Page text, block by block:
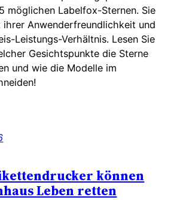
möglichen Labelfox-Sternen. Sie
ihrer Anwenderfreundlichkeit und
Leistungs-Verhältnis. Lesen Sie
Gesichtspunkte die Sterne
und wie die Modelle im
können
Leben retten